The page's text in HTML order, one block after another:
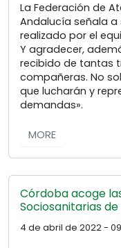
La Federación de
Andalucía señala a
realizado por el
Y agradecer,
recibido de tantas
compañeras. No
que lucharán y
demandas».
MORE
Córdoba acoge
Sociosanitarias de
4 de abril de 2022 -